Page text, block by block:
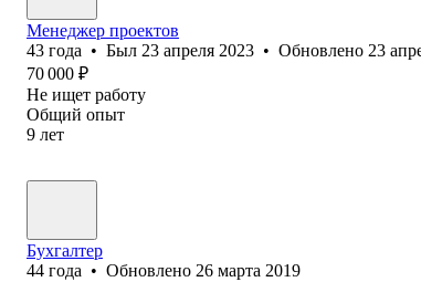
Менеджер проектов
43 года • Был 23 апреля 2023 • Обновлено 23
70 000 ₽
Не ищет работу
Общий опыт
9 лет
Бухгалтер
44 года • Обновлено 26 марта 2019